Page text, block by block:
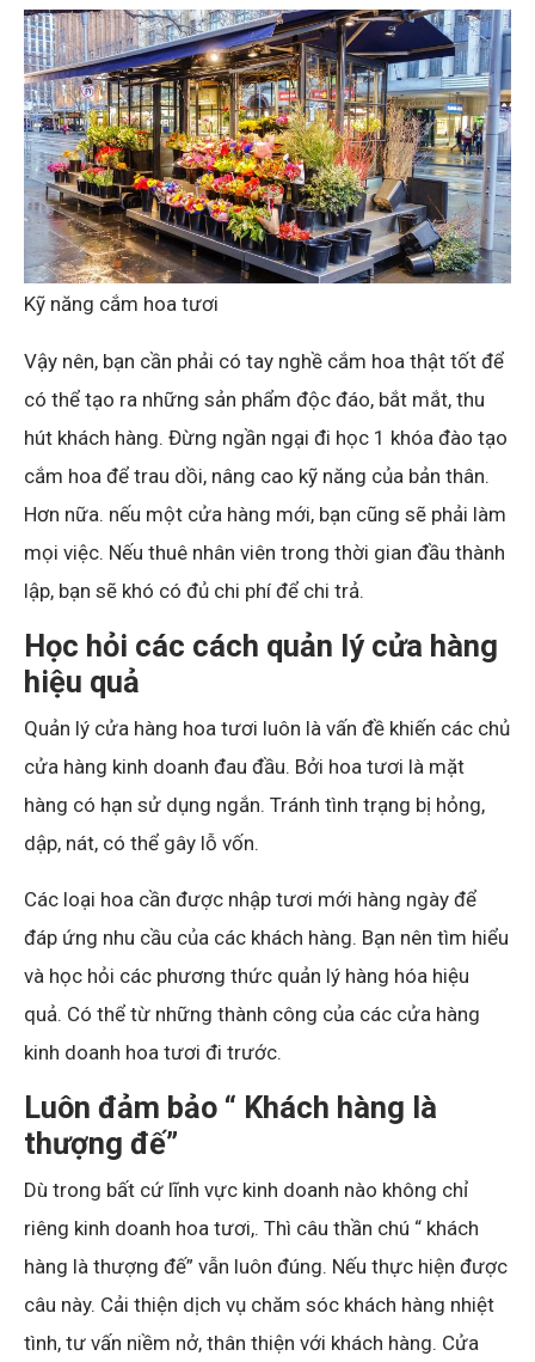
Kỹ năng cắm hoa tươi
Vậy nên, bạn cần phải có tay nghề cắm hoa thật tốt để
có thể tạo ra những sản phẩm độc đáo, bắt mắt, thu
hút khách hàng. Đừng ngần ngại đi học 1 khóa đào tạo
cắm hoa để trau dồi, nâng cao kỹ năng của bản thân.
Hơn nữa. nếu một cửa hàng mới, bạn cũng sẽ phải làm
mọi việc. Nếu thuê nhân viên trong thời gian đầu thành
lập, bạn sẽ khó có đủ chi phí để chi trả.
Học hỏi các cách quản lý cửa hàng
hiệu quả
Quản lý cửa hàng hoa tươi luôn là vấn đề khiến các chủ
cửa hàng kinh doanh đau đầu. Bởi hoa tươi là mặt
hàng có hạn sử dụng ngắn. Tránh tình trạng bị hỏng,
dập, nát, có thể gây lỗ vốn.
Các loại hoa cần được nhập tươi mới hàng ngày để
đáp ứng nhu cầu của các khách hàng. Bạn nên tìm hiểu
và học hỏi các phương thức quản lý hàng hóa hiệu
quả. Có thể từ những thành công của các cửa hàng
kinh doanh hoa tươi đi trước.
Luôn đảm bảo “ Khách hàng là
thượng đế”
Dù trong bất cứ lĩnh vực kinh doanh nào không chỉ
riêng kinh doanh hoa tươi,. Thì câu thần chú “ khách
hàng là thượng đế” vẫn luôn đúng. Nếu thực hiện được
câu này. Cải thiện dịch vụ chăm sóc khách hàng nhiệt
tình, tư vấn niềm nở, thân thiện với khách hàng. Cửa